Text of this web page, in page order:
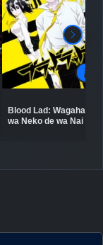
Blood Lad: Wagahai
wa Neko de wa Nai